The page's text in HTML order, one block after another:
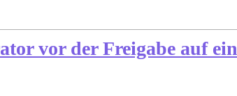
vor der Freigabe auf